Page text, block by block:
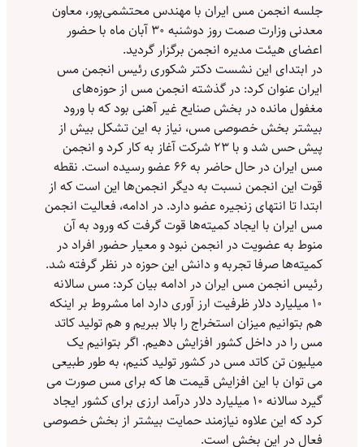
جلسه انجمن مس‌ ایران با مهندس محتشمی‌پور، معاون
معدنی وزارت صمت روز دوشنبه ۳۰ آبان ماه با حضور
اعضای هیئت مدیره انجمن برگزار گردید.
در ابتدای این نشست دکتر شکوری رئیس انجمن مس
ایران عنوان کرد: در گذشته انجمن مس از حوزه‌های
مغفول مانده در بخش صنایع غیر آهنی بود که با ورود
بیشتر بخش خصوصی مس، نیاز به این تشکل بیش از
پیش حس شد و با ۲۳ شرکت آغاز به کار کرد و انجمن
مس ایران در حال حاضر به ۶۶ عضو رسیده است. نقطه
قوت این انجمن نسبت به دیگر انجمن‌ها این است که از
ابتدا تا انتهای زنجیره عضو دارد. در ادامه، فعالیت انجمن
مس ایران با ایجاد کمیته‌ها قوت گرفت که ورود به آن
منوط به عضویت در انجمن نبود و معیار حضور افراد در
کمیته‌ها صرفا تجربه و دانش این حوزه در نظر گرفته شد.
رئیس انجمن مس ایران در ادامه بیان کرد: مس سالانه
۱۰ میلیارد دلار ظرفیت ارز آوری دارد اما مشروط بر اینکه
هم بتوانیم میزان استخراج را بالا ببریم و هم تولید کاتد
مس را در داخل کشور افزایش دهیم. اگر بتوانیم یک
میلیون تن کاتد مس در کشور تولید کنیم، به طور طبیعی
می توان با این افزایش قیمت ها که برای مس صورت می
گیرد سالانه ۱۰ میلیارد دلار درآمد ارزی برای کشور ایجاد
کرد که این علاوه نیازمند حمایت بیشتر از بخش خصوصی
فعال در این بخش است.